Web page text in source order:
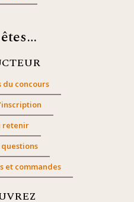
concours
retenir
et commandes